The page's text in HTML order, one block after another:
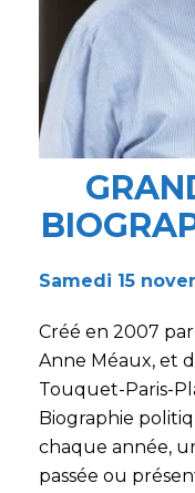
Samedi 15
Créé en 2007
Anne Méaux, et
Touquet-Paris-
Biographie
chaque année,
passée ou